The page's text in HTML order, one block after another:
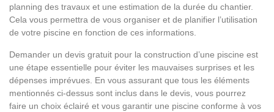
planning des travaux et une estimation de la durée du chantier.
Cela vous permettra de vous organiser et de planifier l’utilisation
de votre piscine en fonction de ces informations.
Demander un devis gratuit pour la construction d’une piscine est
une étape essentielle pour éviter les mauvaises surprises et les
dépenses imprévues. En vous assurant que tous les éléments
mentionnés ci-dessus sont inclus dans le devis, vous pourrez
faire un choix éclairé et vous garantir une piscine conforme à vos